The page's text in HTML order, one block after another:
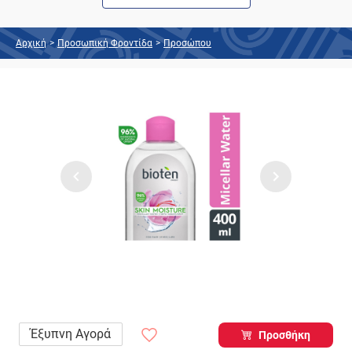
Αρχική > Προσωπική Φροντίδα > Προσώπου
Έξυπνη Αγορά Προσθήκη